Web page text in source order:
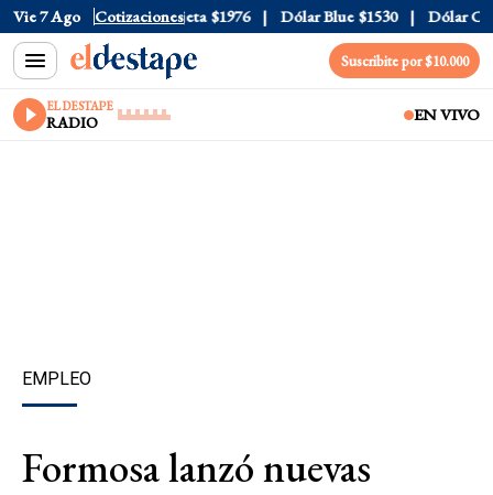
Vie 7 Ago Cotizaciones
$1520 Dólar Tarjeta $1976 Dólar Blue $1530 Dólar CCL
Suscribite por $10.000
EL DESTAPE
RADIO EN VIVO
EMPLEO
Formosa lanzó nuevas